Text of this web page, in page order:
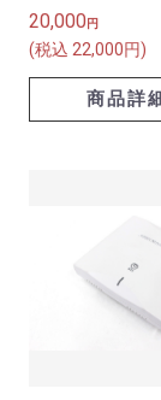
ードバンドルー
ト-「1」
20,000 円
(税込 22,000円)
商品詳